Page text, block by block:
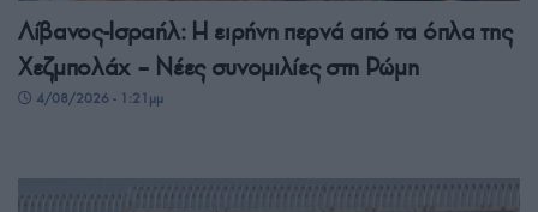
Λίβανος-Ισραήλ: Η ειρήνη περνά από τα όπλα της
Χεζμπολάχ – Νέες συνομιλίες στη Ρώμη
4/08/2026 - 1:21μμ